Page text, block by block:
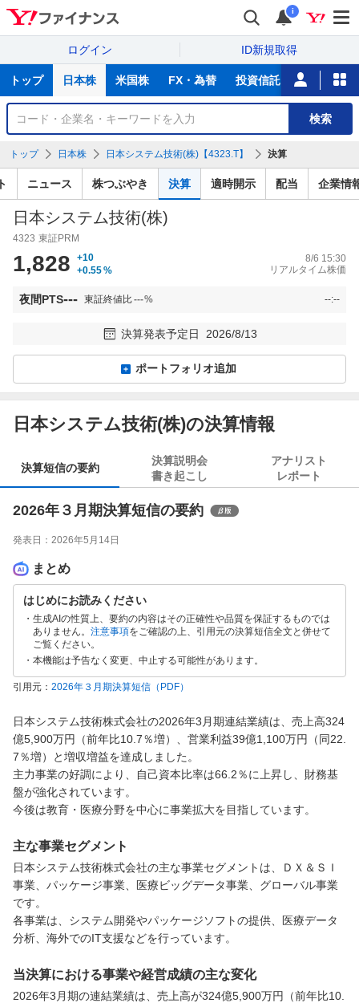
i
ログイン ID新規取得
サ
トップ 日本株 米国株 FX・為替 投資信託 ニュース
銘
検
検索
トップ 日本株 日本システム技術(株)【4323.T】 決算
ニュース 株つぶやき 決算 適時開示 配当 企業情
日本システム技術(株)
4323 東証PRM
1,828
+10
+0.55%
8/6 15:30
リアルタイム株価
夜間PTS--- 東証終値比---% --:--
決算発表予定日 2026/8/13
ポートフォリオ追加
日本システム技術(株)の決算情報
決算短信の要約
決算説明会
書き起こし
アナリスト
レポート
2026年３月期決算短信の要約
発表日： 2026年5月14日
まとめ
はじめにお読みください
生成AIの性質上、要約の内容はその正確性や品質を保証するものでは
ありません。 注意事項をご確認の上、引用元の決算短信全文と併せて
ご覧ください。
本機能は予告なく変更、中止する可能性があります。
引用元： 2026年３月期決算短信 （PDF）
日本システム技術株式会社の2026年3月期連結業績は、売上高324
億5,900万円（前年比10.7％増）、営業利益39億1,100万円（同22.
7％増）と増収増益を達成しました。
主力事業の好調により、自己資本比率は66.2％に上昇し、財務基
盤が強化されています。
今後は教育・医療分野を中心に事業拡大を目指しています。
主な事業セグメント
日本システム技術株式会社の主な事業セグメントは、ＤＸ＆ＳＩ
事業、パッケージ事業、医療ビッグデータ事業、グローバル事業
です。
各事業は、システム開発やパッケージソフトの提供、医療データ
分析、海外でのIT支援などを行っています。
当決算における事業や経営成績の主な変化
2026年3月期の連結業績は、売上高が324億5,900万円（前年比10.